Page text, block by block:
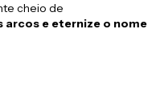
cheio de
arcos e eternize o nome